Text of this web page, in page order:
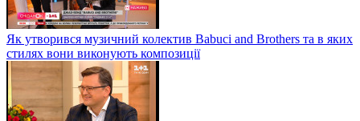
Як утворився музичний колектив Babuci and Brothers та в яких
стилях вони виконують композиції